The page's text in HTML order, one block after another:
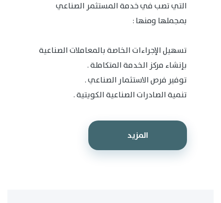
التي تصب في خدمة المستثمر الصناعي
بمجملها ومنها :
تسهيل الإجراءات الخاصة بالمعاملات الصناعية
بإنشاء مركز الخدمة المتكاملة .
توفير فرص الاستثمار الصناعي .
تنمية الصادرات الصناعية الكويتية .
المزيد